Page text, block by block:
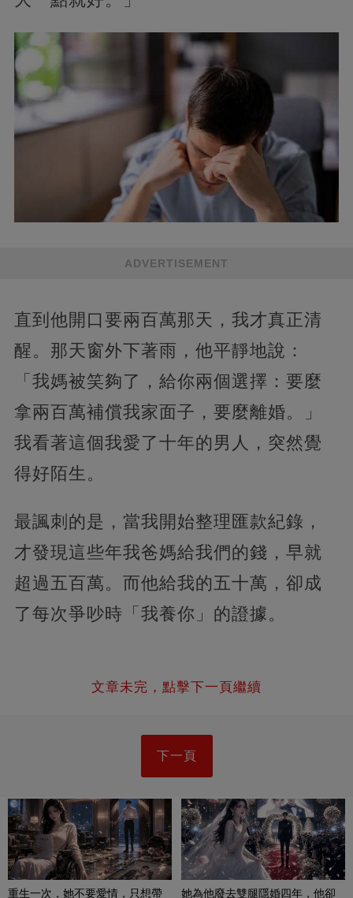
ADVERTISEMENT
直到他開口要兩百萬那天，我才真正清
醒。那天窗外下著雨，他平靜地說：
「我媽被笑夠了，給你兩個選擇：要麼
拿兩百萬補償我家面子，要麼離婚。」
我看著這個我愛了十年的男人，突然覺
得好陌生。
最諷刺的是，當我開始整理匯款紀錄，
才發現這些年我爸媽給我們的錢，早就
超過五百萬。而他給我的五十萬，卻成
了每次爭吵時「我養你」的證據。
文章未完，點擊下一頁繼續
下一頁
重生一次，她不要愛情，只想帶 她為他廢去雙腿隱婚四年，他卻